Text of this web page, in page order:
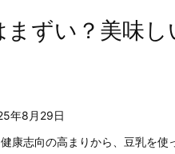
ずい？美味
年8月29日
康志向の高まりから、豆乳を使